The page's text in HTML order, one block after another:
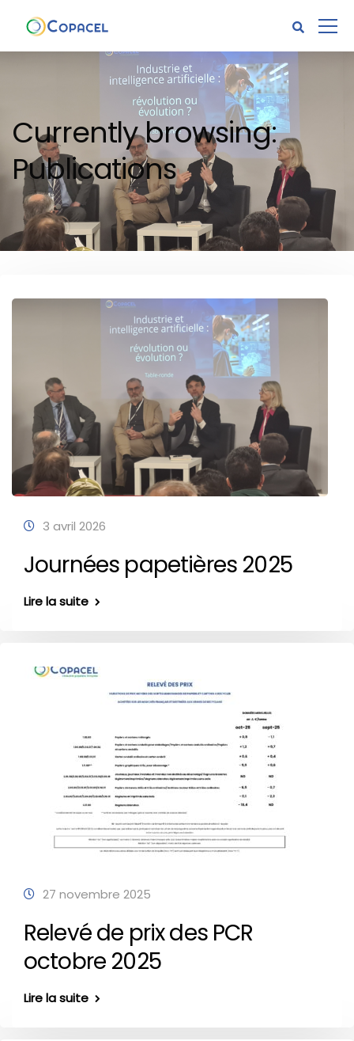
Currently browsing:
Publications
3 avril 2026
Journées papetières 2025
Lire la suite
27 novembre 2025
Relevé de prix des PCR
octobre 2025
Lire la suite